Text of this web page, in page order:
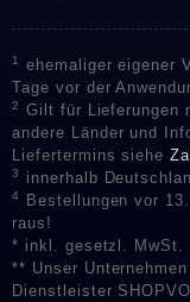
1
ehemaliger eigener
Tage vor der
2
Gilt für Lieferungen
andere Länder und
Liefertermins siehe
3 innerhalb
4
Bestellungen vor
raus!
* inkl. gesetzl. MwSt.
** Unser
Dienstleister